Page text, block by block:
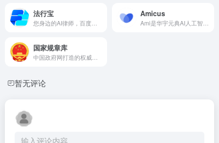
法行宝 Amicus
国家规章库
暂无评论